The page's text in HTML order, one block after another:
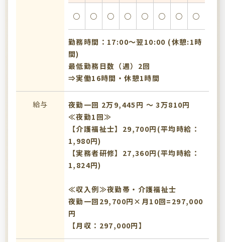
○ ○ ○ ○ ○ ○ ○ ○
勤務時間：17:00〜翌10:00 (休憩:1時
間)
最低勤務日数（週）2回
⇒実働16時間・休憩1時間
給与
夜勤一回 2万9,445円 〜 3万810円
≪夜勤1回≫
【介護福祉士】29,700円(平均時給：
1,980円)
【実務者研修】27,360円(平均時給：
1,824円)
≪収入例≫夜勤帯・介護福祉士
夜勤一回29,700円×月10回=297,000
円
【月収：297,000円】